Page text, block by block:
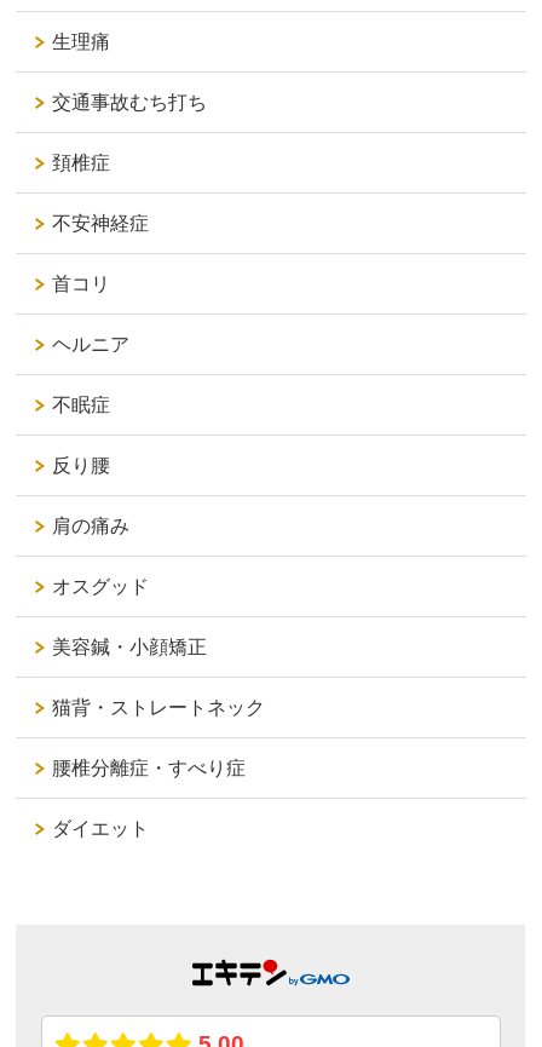
生理痛
交通事故むち打ち
頚椎症
不安神経症
首コリ
ヘルニア
不眠症
反り腰
肩の痛み
オスグッド
美容鍼・小顔矯正
猫背・ストレートネック
腰椎分離症・すべり症
ダイエット